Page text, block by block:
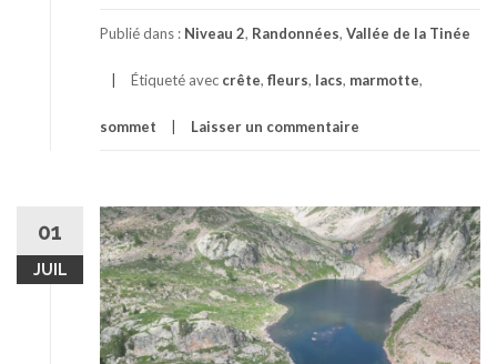
Publié dans : Niveau 2, Randonnées, Vallée de la Tinée
Étiqueté avec crête, fleurs, lacs, marmotte,
sommet Laisser un commentaire
01
JUIL